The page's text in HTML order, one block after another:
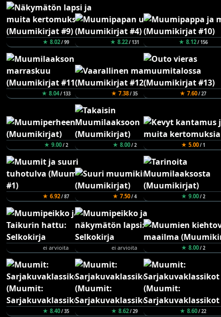
★ 8.02/ 99 ★ 8.22/ 131 ★ 8.12/ 156
★ 8.04/ 133 ★ 7.38/ 35 ★ 7.60/ 27
★ 9.00/ 2 ★ 8.00/ 2 ★ 5.00/ 1
★ 6.92/ 87 ★ 7.50/ 4 ★ 9.00/ 2
ei arvioita ei arvioita ★ 8.00/ 2
★ 8.40/ 35 ★ 8.62/ 29 ★ 8.60/ 22